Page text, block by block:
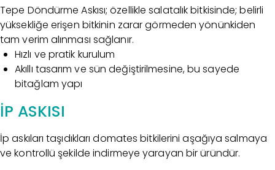
Tepe Döndürme Askısı; özellikle salatalık bitkisinde; belirli
yüksekliğe erişen bitkinin zarar görmeden yönünkiden
tam verim alınması sağlanır.
Hızlı ve pratik kurulum
Akıllı tasarım ve sün değiştirilmesine, bu sayede
bitağlam yapı
İP ASKISI
İp askıları taşıdıkları domates bitkilerini aşağıya salmaya
ve kontrollü şekilde indirmeye yarayan bir üründür.